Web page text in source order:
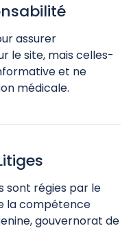
assurer
le site, mais celles-
et ne
médicale.
sont régies par le
la compétence
gouvernorat de